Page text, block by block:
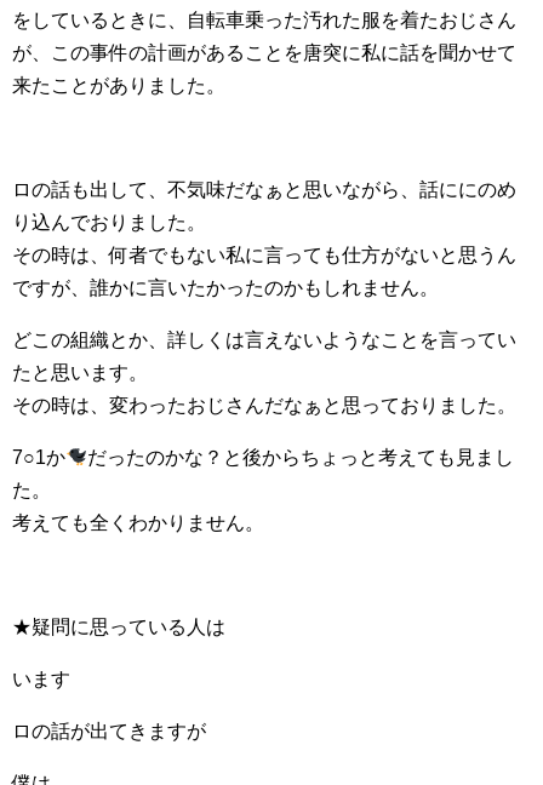
をしているときに、自転車乗った汚れた服を着たおじさん
が、この事件の計画があることを唐突に私に話を聞かせて
来たことがありました。
ロの話も出して、不気味だなぁと思いながら、話ににのめ
り込んでおりました。
その時は、何者でもない私に言っても仕方がないと思うん
ですが、誰かに言いたかったのかもしれません。
どこの組織とか、詳しくは言えないようなことを言ってい
たと思います。
その時は、変わったおじさんだなぁと思っておりました。
7○1か
だったのかな？と後からちょっと考えても見まし
た。
考えても全くわかりません。
★疑問に思っている人は
います
ロの話が出てきますが